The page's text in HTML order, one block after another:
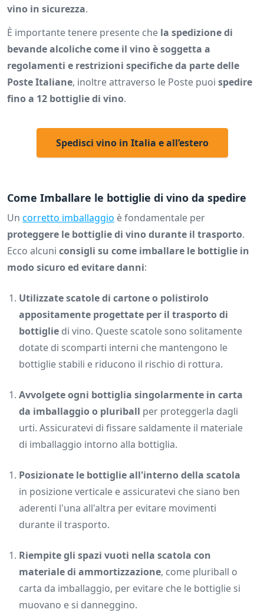
vino in sicurezza.
È importante tenere presente che la spedizione di
bevande alcoliche come il vino è soggetta a
regolamenti e restrizioni specifiche da parte delle
Poste Italiane, inoltre attraverso le Poste puoi spedire
fino a 12 bottiglie di vino.
Spedisci vino in Italia e all’estero
Come Imballare le bottiglie di vino da spedire
Un corretto imballaggio è fondamentale per
proteggere le bottiglie di vino durante il trasporto.
Ecco alcuni consigli su come imballare le bottiglie in
modo sicuro ed evitare danni:
Utilizzate scatole di cartone o polistirolo
appositamente progettate per il trasporto di
bottiglie di vino. Queste scatole sono solitamente
dotate di scomparti interni che mantengono le
bottiglie stabili e riducono il rischio di rottura.
Avvolgete ogni bottiglia singolarmente in carta
da imballaggio o pluriball per proteggerla dagli
urti. Assicuratevi di fissare saldamente il materiale
di imballaggio intorno alla bottiglia.
Posizionate le bottiglie all'interno della scatola
in posizione verticale e assicuratevi che siano ben
aderenti l'una all'altra per evitare movimenti
durante il trasporto.
Riempite gli spazi vuoti nella scatola con
materiale di ammortizzazione, come pluriball o
carta da imballaggio, per evitare che le bottiglie si
muovano e si danneggino.